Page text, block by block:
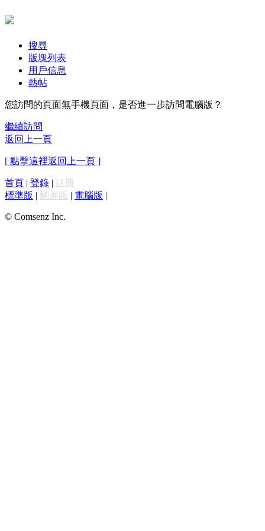
搜尋
版塊列表
用戶信息
熱帖
您訪問的頁面無手機頁面，是否進一步訪問電腦版？
繼續訪問
返回上一頁
[ 點擊這裡返回上一頁 ]
首頁 | 登錄 | 註冊
標準版 | 觸屏版 | 電腦版 |
© Comsenz Inc.